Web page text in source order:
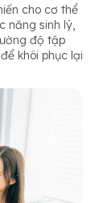
cho cơ thể
năng sinh lý,
độ tập
khôi phục lại